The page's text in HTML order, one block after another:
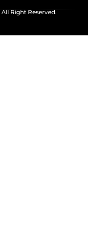
All Right Reserved.